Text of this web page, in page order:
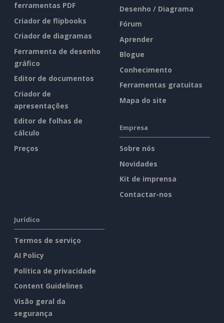
ferramentas PDF
Criador de flipbooks
Criador de diagramas
Ferramenta de desenho
gráfico
Editor de documentos
Criador de
apresentações
Editor de folhas de
cálculo
Preços
Desenho / Diagrama
Fórum
Aprender
Blogue
Conhecimento
Ferramentas gratuitas
Mapa do site
Empresa
Sobre nós
Novidades
Kit de imprensa
Contactar-nos
Jurídico
Termos de serviço
AI Policy
Política de privacidade
Content Guidelines
Visão geral da
segurança